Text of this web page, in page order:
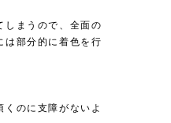
しまうので、全面の
は部分的に着色を行
のに支障がないよ